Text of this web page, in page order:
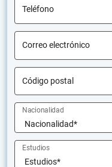
Teléfono
Correo electrónico
Código postal
Nacionalidad
Estudios